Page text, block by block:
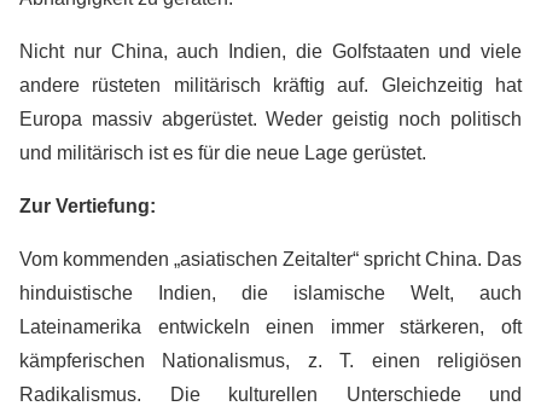
Nicht nur China, auch Indien, die Golfstaaten und viele
andere rüsteten militärisch kräftig auf. Gleichzeitig hat
Europa massiv abgerüstet. Weder geistig noch politisch
und militärisch ist es für die neue Lage gerüstet.
Zur Vertiefung:
Vom kommenden „asiatischen Zeitalter“ spricht China. Das
hinduistische Indien, die islamische Welt, auch
Lateinamerika entwickeln einen immer stärkeren, oft
kämpferischen Nationalismus, z. T. einen religiösen
Radikalismus. Die kulturellen Unterschiede und